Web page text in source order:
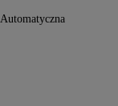
Automatyczna